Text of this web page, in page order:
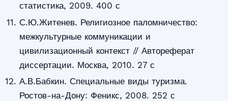
статистика, 2009. 400 с
С.Ю.Житенев. Религиозное паломничество:
межкультурные коммуникации и
цивилизационный контекст // Автореферат
диссертации. Москва, 2010. 27 с
А.В.Бабкин. Специальные виды туризма.
Ростов-на-Дону: Феникс, 2008. 252 с